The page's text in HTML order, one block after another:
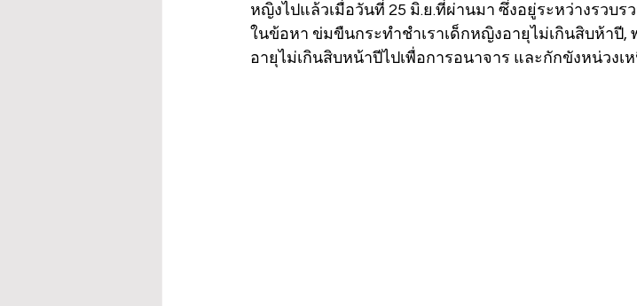
หญิงไปแล้วเมื่อวันที่ 25 มิ.ย.ที่ผ่านมา ซึ่งอยู่ระหว่างรวบ
ในข้อหา ข่มขืนกระทำชำเราเด็กหญิงอายุไม่เกินสิบห้าปี,
อายุไม่เกินสิบหน้าปีไปเพื่อการอนาจาร และกักขังหน่วงเ